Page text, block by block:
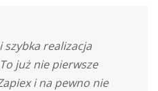
szybka realizacja
już nie pierwsze
i na pewno nie